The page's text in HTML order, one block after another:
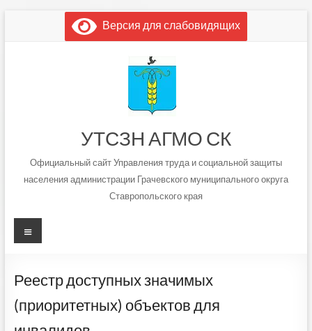
содержимому
Версия для слабовидящих
УТСЗН АГМО СК
Официальный сайт Управления труда и социальной защиты
населения администрации Грачевского муниципального округа
Ставропольского края
Меню
Реестр доступных значимых
(приоритетных) объектов для